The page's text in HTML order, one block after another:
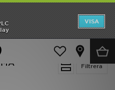
VISA
År)
Filtrera